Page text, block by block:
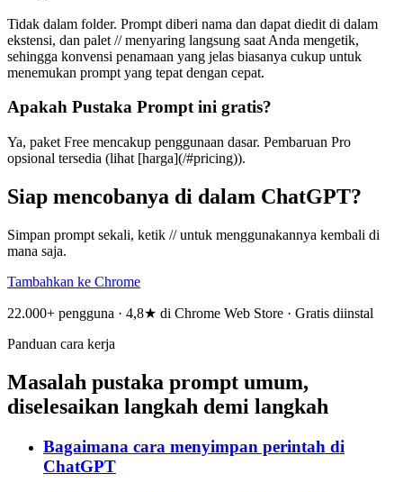
Tidak dalam folder. Prompt diberi nama dan dapat diedit di dalam
ekstensi, dan palet // menyaring langsung saat Anda mengetik,
sehingga konvensi penamaan yang jelas biasanya cukup untuk
menemukan prompt yang tepat dengan cepat.
Apakah Pustaka Prompt ini gratis?
Ya, paket Free mencakup penggunaan dasar. Pembaruan Pro
opsional tersedia (lihat [harga](/#pricing)).
Siap mencobanya di dalam ChatGPT?
Simpan prompt sekali, ketik // untuk menggunakannya kembali di
mana saja.
Tambahkan ke Chrome
22.000+ pengguna · 4,8★ di Chrome Web Store · Gratis diinstal
Panduan cara kerja
Masalah pustaka prompt umum,
diselesaikan langkah demi langkah
Bagaimana cara menyimpan perintah di
ChatGPT